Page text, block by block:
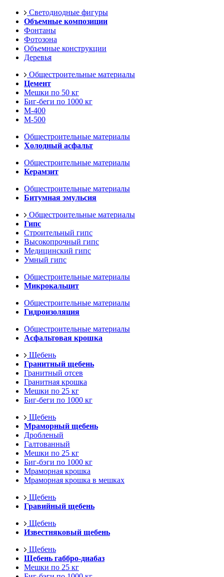
Светодиодные фигуры
Объемные композиции
Фонтаны
Фотозона
Объемные конструкции
Деревья
Общестроительные материалы
Цемент
Мешки по 50 кг
Биг-беги по 1000 кг
М-400
М-500
Общестроительные материалы
Холодный асфальт
Общестроительные материалы
Керамзит
Общестроительные материалы
Битумная эмульсия
Общестроительные материалы
Гипс
Строительный гипс
Высокопрочный гипс
Медицинский гипс
Умный гипс
Общестроительные материалы
Микрокальцит
Общестроительные материалы
Гидроизоляция
Общестроительные материалы
Асфальтовая крошка
Щебень
Гранитный щебень
Гранитный отсев
Гранитная крошка
Мешки по 25 кг
Биг-беги по 1000 кг
Щебень
Мраморный щебень
Дробленый
Галтованный
Мешки по 25 кг
Биг-бэги по 1000 кг
Мраморная крошка
Мраморная крошка в мешках
Щебень
Гравийный щебень
Щебень
Известняковый щебень
Щебень
Щебень габбро-диабаз
Мешки по 25 кг